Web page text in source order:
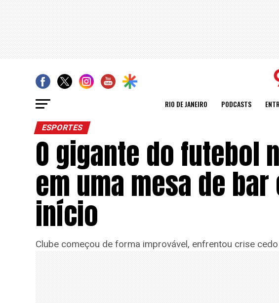
RIO DE JANEIRO PODCASTS
ESPORTES
O gigante do futebol
em uma mesa de
início
Clube começou de forma improvável, enfrentou crise